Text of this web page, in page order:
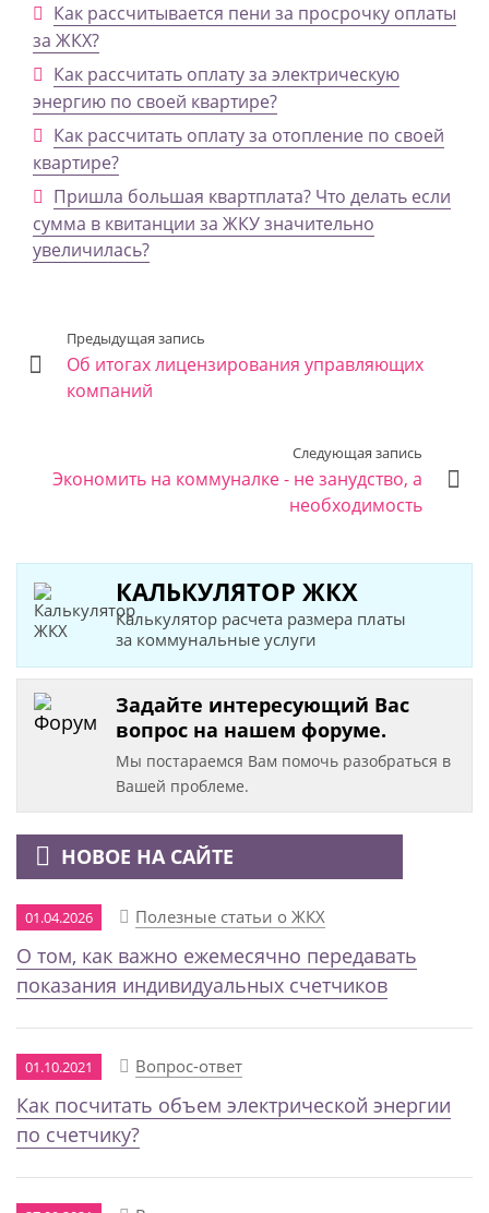
Как рассчитывается пени за просрочку оплаты
за ЖКХ?
Как рассчитать оплату за электрическую
энергию по своей квартире?
Как рассчитать оплату за отопление по своей
квартире?
Пришла большая квартплата? Что делать если
сумма в квитанции за ЖКУ значительно
увеличилась?
Предыдущая запись
Об итогах лицензирования управляющих
компаний
Следующая запись
Экономить на коммуналке - не занудство, а
необходимость
КАЛЬКУЛЯТОР ЖКХ
Калькулятор расчета размера платы
за коммунальные услуги
Задайте интересующий Вас
вопрос на нашем форуме.
Мы постараемся Вам помочь разобраться в
Вашей проблеме.
НОВОЕ НА САЙТЕ
01.04.2026 Полезные статьи о ЖКХ
О том, как важно ежемесячно передавать
показания индивидуальных счетчиков
01.10.2021 Вопрос-ответ
Как посчитать объем электрической энергии
по счетчику?